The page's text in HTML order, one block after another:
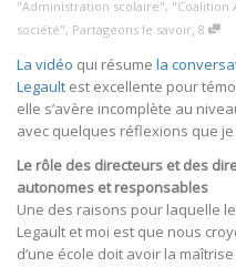
"Administration scolaire", "Coalition
société", Partageons le savoir, 8
La vidéo qui résume la
Legault est excellente pour
elle s’avère incomplète au
avec quelques réflexions que
Le rôle des directeurs et des
autonomes et responsables
Une des raisons pour laquelle
Legault et moi est que nous
d’une école doit avoir la